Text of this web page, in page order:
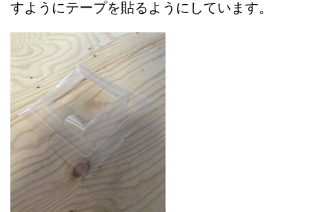
すようにテープを貼るようにしています。